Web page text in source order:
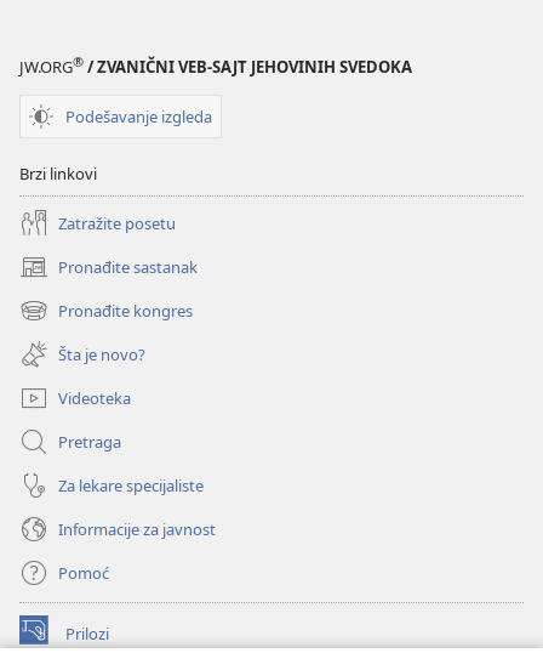
JW.ORG® / ZVANIČNI VEB-SAJT JEHOVINIH SVEDOKA
Podešavanje izgleda
Brzi linkovi
Zatražite posetu
Pronađite sastanak
(otvara
novi
prozor)
Pronađite kongres
(otvara
novi
prozor)
Šta je novo?
Videoteka
Pretraga
Za lekare specijaliste
Informacije za javnost
Pomoć
Prilozi
(otvara